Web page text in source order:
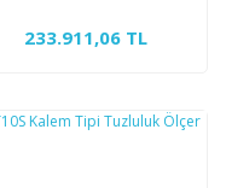
233.911,06 TL